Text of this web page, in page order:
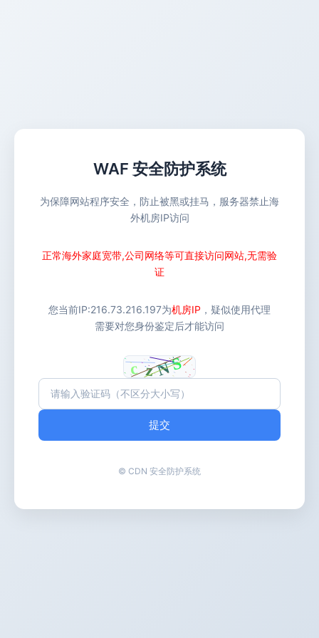
WAF 安全防护系统
为保障网站程序安全，防止被黑或挂马，服务器禁止海
外机房IP访问
正常海外家庭宽带,公司网络等可直接访问网站,无需验
证
您当前IP:216.73.216.197为机房IP ，疑似使用代理
需要对您身份鉴定后才能访问
提交
© CDN 安全防护系统